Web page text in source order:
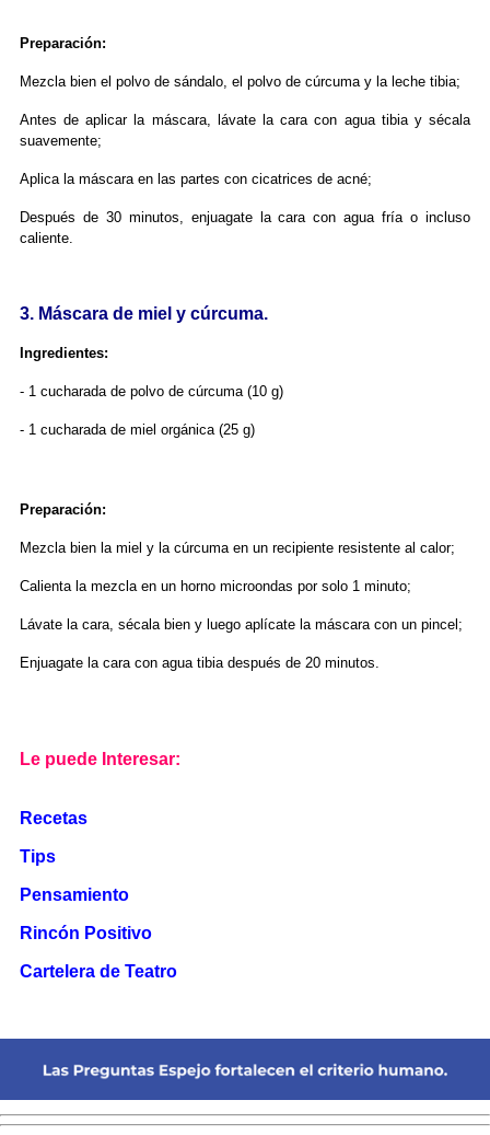
Preparación:
Mezcla bien el polvo de sándalo, el polvo de cúrcuma y la leche tibia;
Antes de aplicar la máscara, lávate la cara con agua tibia y sécala
suavemente;
Aplica la máscara en las partes con cicatrices de acné;
Después de 30 minutos, enjuagate la cara con agua fría o incluso
caliente.
3. Máscara de miel y cúrcuma.
Ingredientes:
- 1 cucharada de polvo de cúrcuma (10 g)
- 1 cucharada de miel orgánica (25 g)
Preparación:
Mezcla bien la miel y la cúrcuma en un recipiente resistente al calor;
Calienta la mezcla en un horno microondas por solo 1 minuto;
Lávate la cara, sécala bien y luego aplícate la máscara con un pincel;
Enjuagate la cara con agua tibia después de 20 minutos.
Le puede Interesar:
Recetas
Tips
Pensamiento
Rincón Positivo
Cartelera de Teatro